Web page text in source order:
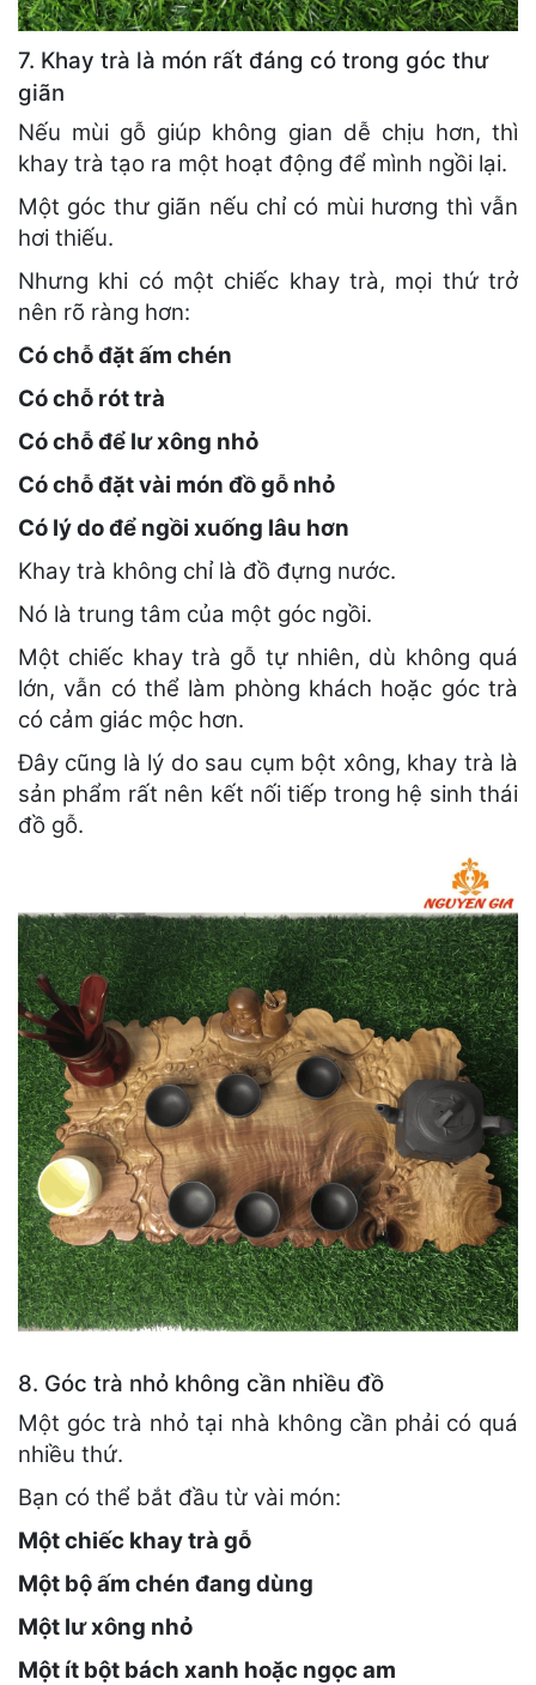
7. Khay trà là món rất đáng có trong góc thư
giãn
Nếu mùi gỗ giúp không gian dễ chịu hơn, thì
khay trà tạo ra một hoạt động để mình ngồi lại.
Một góc thư giãn nếu chỉ có mùi hương thì vẫn
hơi thiếu.
Nhưng khi có một chiếc khay trà, mọi thứ trở
nên rõ ràng hơn:
Có chỗ đặt ấm chén
Có chỗ rót trà
Có chỗ để lư xông nhỏ
Có chỗ đặt vài món đồ gỗ nhỏ
Có lý do để ngồi xuống lâu hơn
Khay trà không chỉ là đồ đựng nước.
Nó là trung tâm của một góc ngồi.
Một chiếc khay trà gỗ tự nhiên, dù không quá
lớn, vẫn có thể làm phòng khách hoặc góc trà
có cảm giác mộc hơn.
Đây cũng là lý do sau cụm bột xông, khay trà là
sản phẩm rất nên kết nối tiếp trong hệ sinh thái
đồ gỗ.
8. Góc trà nhỏ không cần nhiều đồ
Một góc trà nhỏ tại nhà không cần phải có quá
nhiều thứ.
Bạn có thể bắt đầu từ vài món:
Một chiếc khay trà gỗ
Một bộ ấm chén đang dùng
Một lư xông nhỏ
Một ít bột bách xanh hoặc ngọc am